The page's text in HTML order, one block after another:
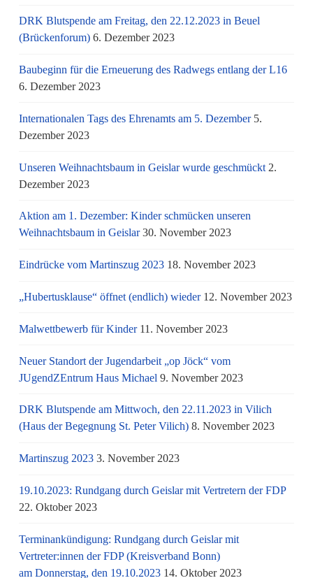
DRK Blutspende am Freitag, den 22.12.2023 in Beuel
(Brückenforum) 6. Dezember 2023
Baubeginn für die Erneuerung des Radwegs entlang der L16
6. Dezember 2023
Internationalen Tags des Ehrenamts am 5. Dezember 5.
Dezember 2023
Unseren Weihnachtsbaum in Geislar wurde geschmückt 2.
Dezember 2023
Aktion am 1. Dezember: Kinder schmücken unseren
Weihnachtsbaum in Geislar 30. November 2023
Eindrücke vom Martinszug 2023 18. November 2023
„Hubertusklause“ öffnet (endlich) wieder 12. November 2023
Malwettbewerb für Kinder 11. November 2023
Neuer Standort der Jugendarbeit „op Jöck“ vom
JUgendZEntrum Haus Michael 9. November 2023
DRK Blutspende am Mittwoch, den 22.11.2023 in Vilich
(Haus der Begegnung St. Peter Vilich) 8. November 2023
Martinszug 2023 3. November 2023
19.10.2023: Rundgang durch Geislar mit Vertretern der FDP
22. Oktober 2023
Terminankündigung: Rundgang durch Geislar mit
Vertreter:innen der FDP (Kreisverband Bonn)
am Donnerstag, den 19.10.2023 14. Oktober 2023